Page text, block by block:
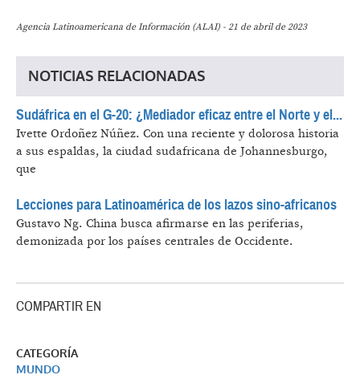
Agencia Latinoamericana de Información (ALAI) - 21 de abril de 2023
NOTICIAS RELACIONADAS
Sudáfrica en el G-20: ¿Mediador eficaz entre el Norte y el...
Ivette Ordoñez Núñez. Con una reciente y dolorosa historia
a sus espaldas, la ciudad sudafricana de Johannesburgo,
que
Lecciones para Latinoamérica de los lazos sino-africanos
Gustavo Ng. China busca afirmarse en las periferias,
demonizada por los países centrales de Occidente.
COMPARTIR EN
CATEGORÍA
MUNDO